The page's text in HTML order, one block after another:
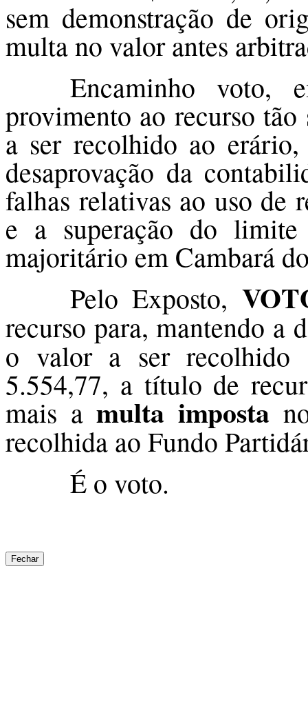
sem demonstração de
multa no valor antes
Encaminho voto,
provimento ao recurso
a ser recolhido ao
desaprovação da
falhas relativas ao uso de
e a superação do
majoritário em Cambará
Pelo Exposto,
recurso para, mantendo a
o valor a ser recolhido
5.554,77, a título de
mais amulta imposta
recolhida ao Fundo
É o voto.
Fechar